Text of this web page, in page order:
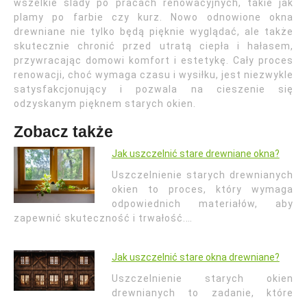
wszelkie ślady po pracach renowacyjnych, takie jak
plamy po farbie czy kurz. Nowo odnowione okna
drewniane nie tylko będą pięknie wyglądać, ale także
skutecznie chronić przed utratą ciepła i hałasem,
przywracając domowi komfort i estetykę. Cały proces
renowacji, choć wymaga czasu i wysiłku, jest niezwykle
satysfakcjonujący i pozwala na cieszenie się
odzyskanym pięknem starych okien.
Zobacz także
Jak uszczelnić stare drewniane okna?
Uszczelnienie starych drewnianych
okien to proces, który wymaga
odpowiednich materiałów, aby
zapewnić skuteczność i trwałość.…
Jak uszczelnić stare okna drewniane?
Uszczelnienie starych okien
drewnianych to zadanie, które